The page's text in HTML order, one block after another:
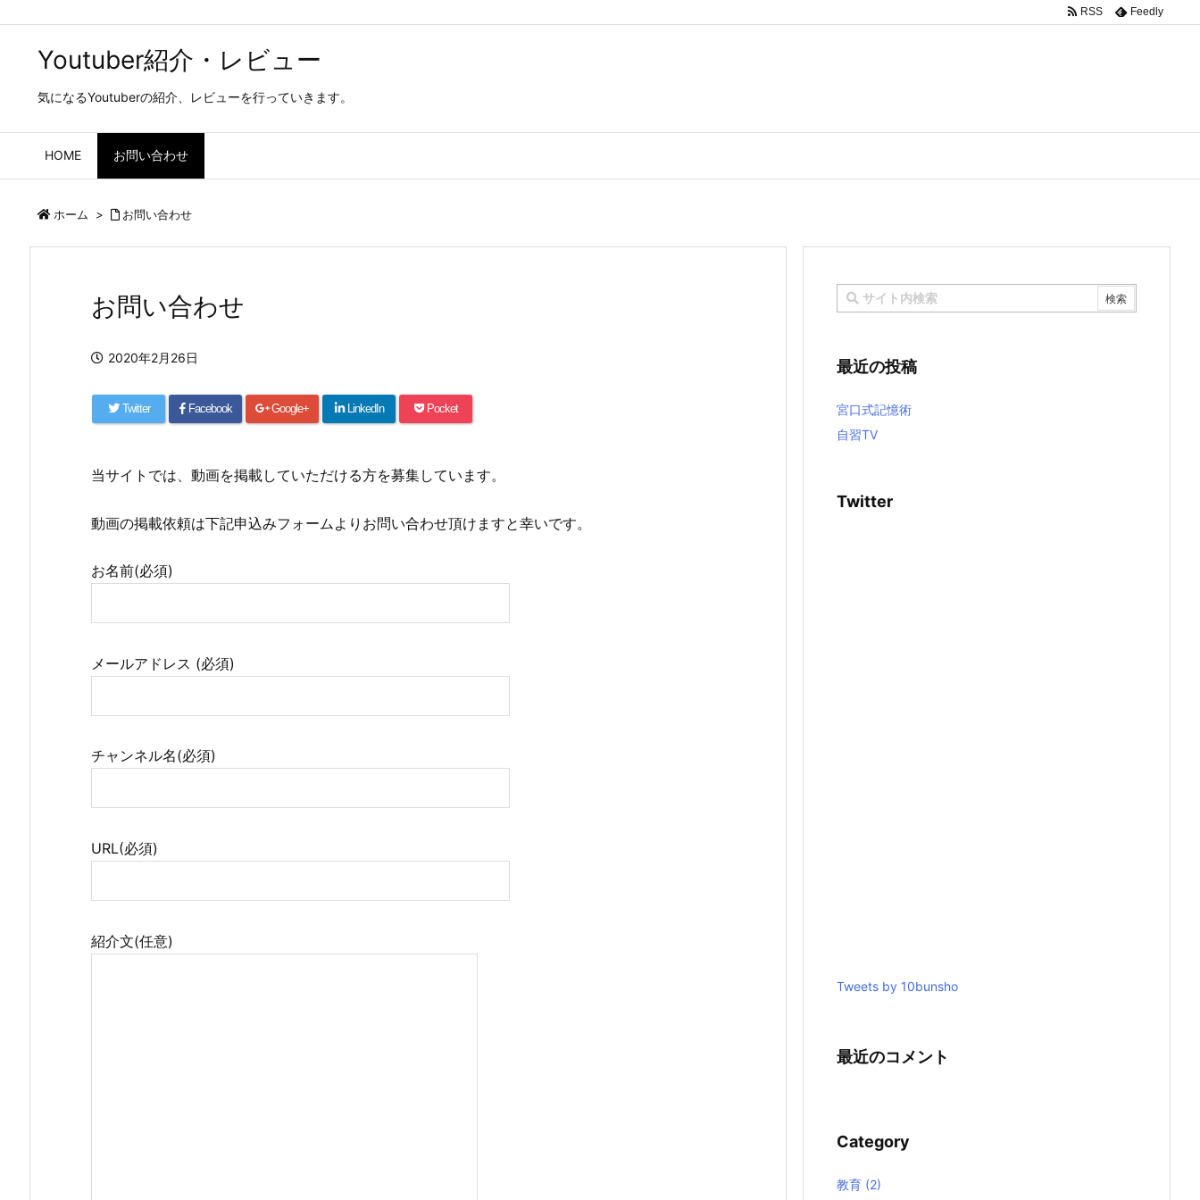
Youtuber紹介・レビュー
気になるYoutuberの紹介、レビューを行っていきます。
HOME お問い合わせ
RSS Feedly
ホーム > お問い合わせ
お問い合わせ
2020年2月26日
Twitter Facebook Google+ LinkedIn Pocket
当サイトでは、動画を掲載していただける方を募集しています。
動画の掲載依頼は下記申込みフォームよりお問い合わせ頂けますと幸いです。
お名前(必須)
メールアドレス (必須)
チャンネル名(必須)
URL(必須)
紹介文(任意)
最近の投稿
宮口式記憶術
自習TV
Twitter
Tweets by 10bunsho
最近のコメント
Category
教育 (2)